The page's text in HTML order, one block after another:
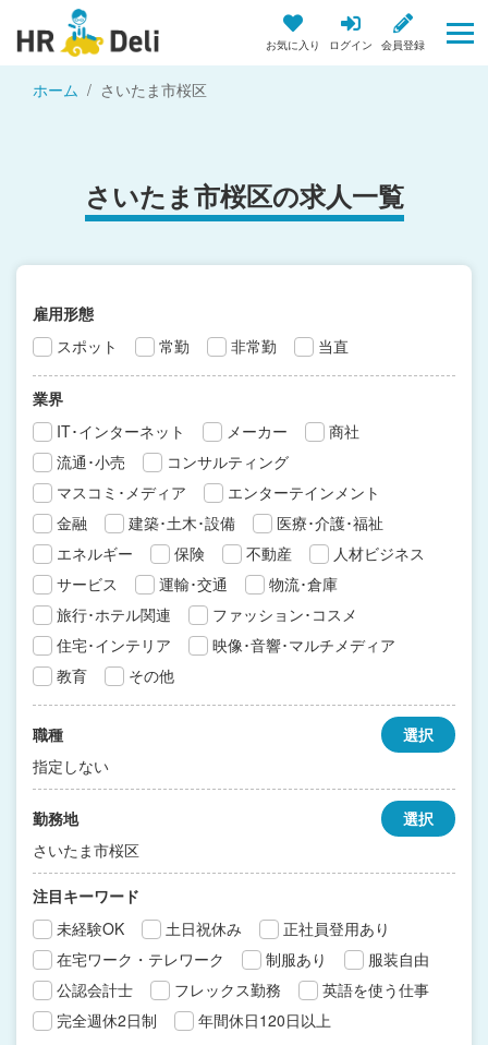
お気に入り ログイン 会員登録
ホーム さいたま市桜区
さいたま市桜区の求人一覧
雇用形態
スポット
常勤 非常勤 当直
業界
IT･インターネット
メーカー
商社
流通･小売
コンサルティング
マスコミ･メディア
エンターテインメント
金融
建築･土木･設備
医療･介護･福祉
エネルギー
保険 不動産
人材ビジネス
サービス
運輸･交通
物流･倉庫
旅行･ホテル関連
ファッション･コスメ
住宅･インテリア
映像･音響･マルチメディア
教育
その他
職種
指定しない
選択
勤務地
さいたま市桜区
選択
注目キーワード
未経験OK
土日祝休み
正社員登用あり
在宅ワーク・テレワーク
制服あり
服装自由
公認会計士
フレックス勤務
英語を使う仕事
完全週休2日制
年間休日120日以上